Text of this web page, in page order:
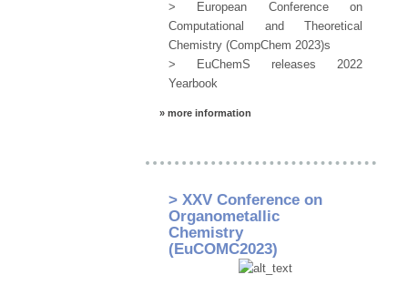
> European Conference on
Computational and Theoretical
Chemistry (CompChem 2023)s
> EuChemS releases 2022
Yearbook
» more information
> XXV Conference on
Organometallic
Chemistry
(EuCOMC2023)